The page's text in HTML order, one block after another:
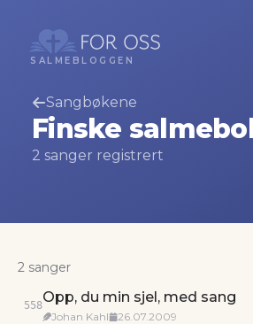
SALMEBLOGGEN
Sangbøkene
Finske
2 sanger registrert
2 sanger
558Opp, du min sjel, med sang
Johan Kahl 26.07.2009